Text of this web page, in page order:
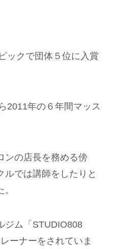
ックで団体５位に入賞
2011年の６年間マッス
ンの店長を務める傍
ルでは講師をしたりと
ジム「STUDIO808
ーナーをされていま